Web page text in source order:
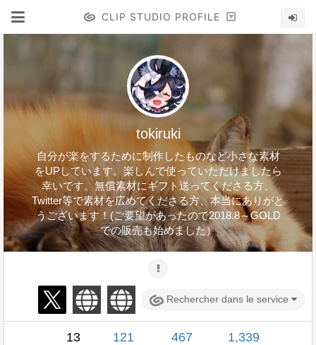
CLIP STUDIO PROFILE
tokiruki
自分が楽をするために制作したものなど小さな素材
をUPしています。楽しんで使っていただけましたら
幸いです。無償素材にギフト送ってくださる方、
Twitter等で素材を広めてくださる方、本当にありがと
うございます！(ご要望があったので2018.8～GOLD
での販売も始めました）
Rechercher dans le service
13 121 467 1,339